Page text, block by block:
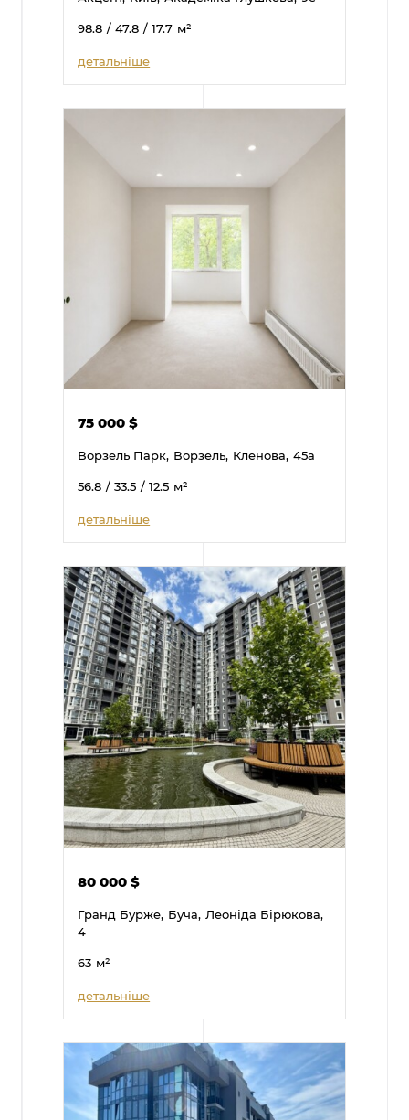
98.8 / 47.8 / 17.7 м²
детальніше
75 000$
Ворзель Парк, Ворзель, Кленова, 45а
56.8 / 33.5 / 12.5 м²
детальніше
80 000$
Гранд Бурже, Буча, Леоніда Бірюкова,
4
63 м²
детальніше